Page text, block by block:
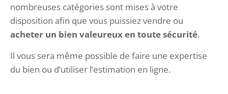
nombreuses catégories sont mises à votre
disposition afin que vous puissiez vendre ou
acheter un bien valeureux en toute sécurité.
Il vous sera même possible de faire une expertise
du bien ou d’utiliser l’estimation en ligne.